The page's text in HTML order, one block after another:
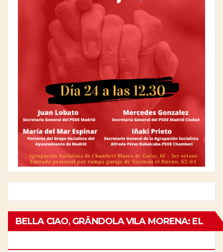
BELLA CIAO, GRÂNDOLA VILA MORENA: EL